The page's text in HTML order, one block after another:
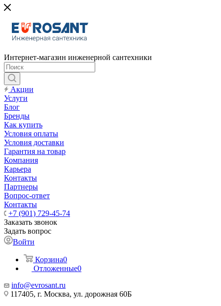
Интернет-магазин инженерной сантехники
Акции
Услуги
Блог
Бренды
Как купить
Условия оплаты
Условия доставки
Гарантия на товар
Компания
Карьера
Контакты
Партнеры
Вопрос-ответ
Контакты
+7 (901) 729-45-74
Заказать звонок
Задать вопрос
Войти
Корзина0
Отложенные0
info@evrosant.ru
117405, г. Москва, ул. дорожная 60Б